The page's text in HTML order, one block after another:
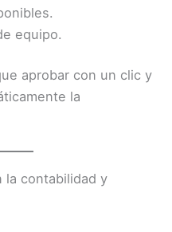
equipo.
aprobar con un clic y
la
la contabilidad y